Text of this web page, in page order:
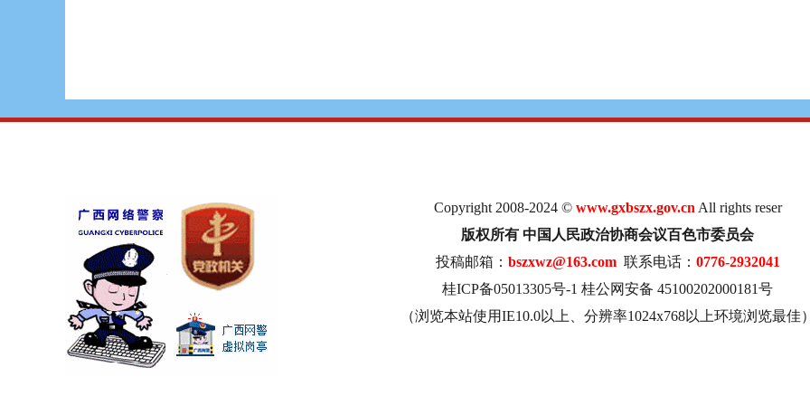
Copyright 2008-2024 © www.gxbszx.gov.cn All rights reser
版权所有 中国人民政治协商会议百色市委员会
投稿邮箱： bszxwz@163.com联系电话： 0776-2932041
桂ICP备05013305号-1 桂公网安备 45100202000181号
（浏览本站使用IE10.0以上、分辨率1024x768以上环境浏览最佳